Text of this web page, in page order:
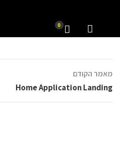
0
מאמר הקודם
Home Application Landing